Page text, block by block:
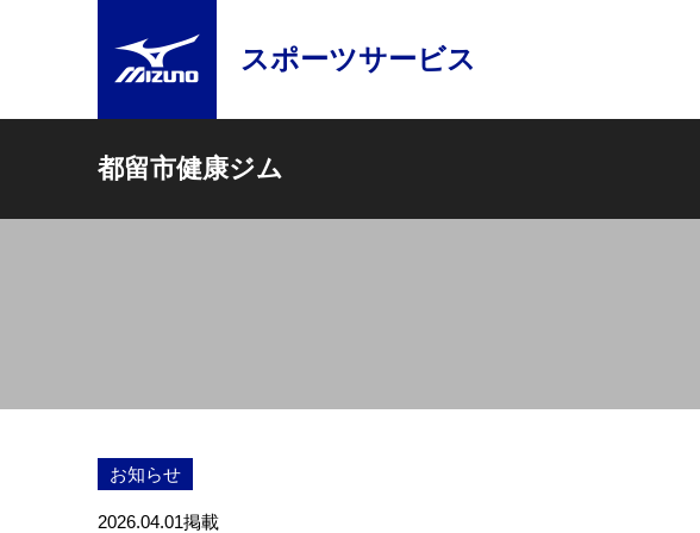
スポーツサービス
都留市健康ジム
お知らせ
2026.04.01掲載